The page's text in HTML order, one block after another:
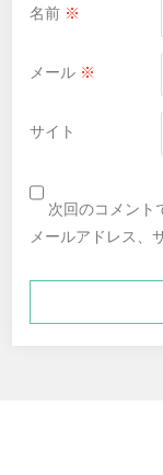
名前 ※
メール ※
サイト
次回のコメント
メールアドレス、